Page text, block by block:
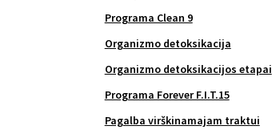
Programa Clean 9
Organizmo detoksikacija
Organizmo detoksikacijos etapai
Programa Forever F.I.T.15
Pagalba virškinamajam traktui